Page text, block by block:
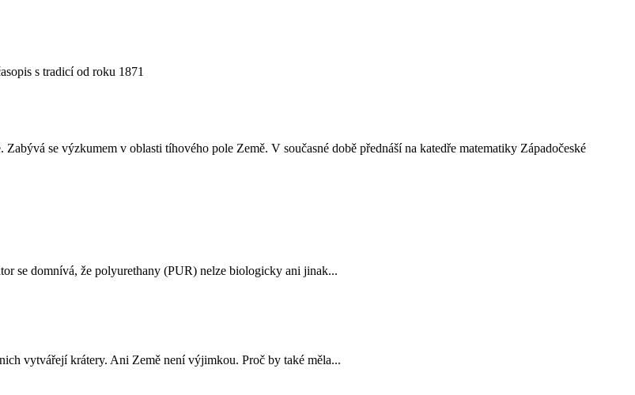
s tradicí od roku 1871
se výzkumem v oblasti tíhového pole Země. V současné době přednáší na katedře matematiky Západočeské
se domnívá, že polyurethany (PUR) nelze biologicky ani jinak...
vytvářejí krátery. Ani Země není výjimkou. Proč by také měla...